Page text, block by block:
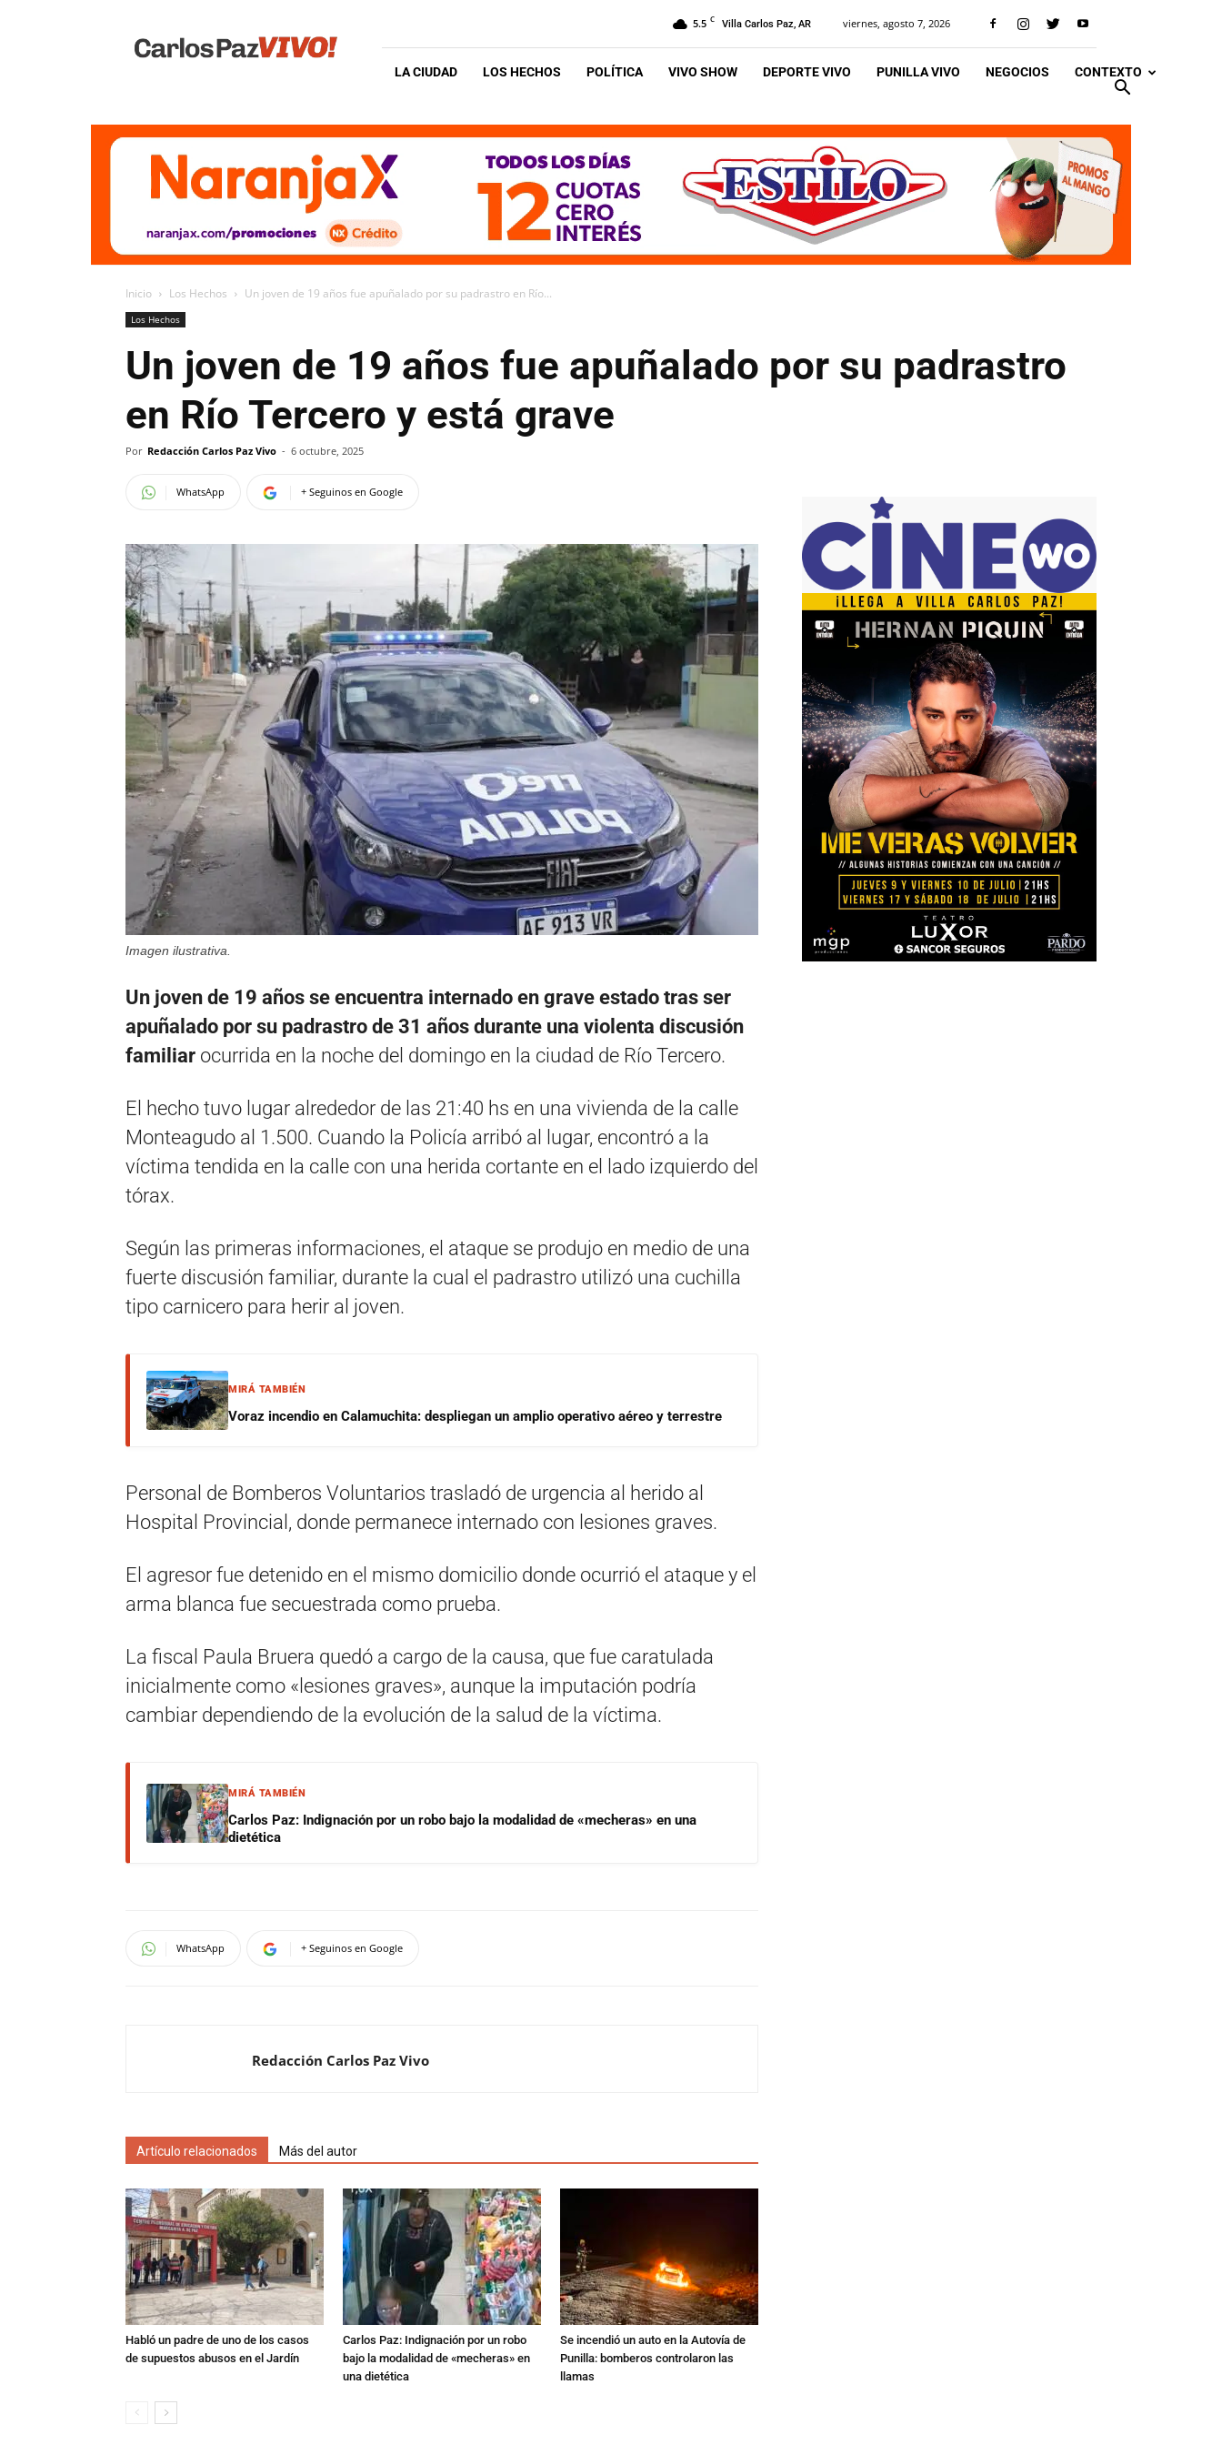
Vivo
5.5 C Villa Carlos Paz, AR viernes, agosto 7, 2026
LA CIUDAD LOS HECHOS POLÍTICA VIVO SHOW DEPORTE VIVO PUNILLA VIVO NEGOCIOS CONTEXTO
Inicio Los Hechos Un joven de 19 años fue apuñalado por su padrastro en Río...
Los Hechos
Un joven de 19 años fue apuñalado por su padrastro
en Río Tercero y está grave
Por Redacción Carlos Paz Vivo - 6 octubre, 2025
WhatsApp + Seguinos en Google
Imagen ilustrativa.
Un joven de 19 años se encuentra internado en grave estado tras ser
apuñalado por su padrastro de 31 años durante una violenta discusión
familiar ocurrida en la noche del domingo en la ciudad de Río Tercero.
El hecho tuvo lugar alrededor de las 21:40 hs en una vivienda de la calle
Monteagudo al 1.500. Cuando la Policía arribó al lugar, encontró a la
víctima tendida en la calle con una herida cortante en el lado izquierdo del
tórax.
Según las primeras informaciones, el ataque se produjo en medio de una
fuerte discusión familiar, durante la cual el padrastro utilizó una cuchilla
tipo carnicero para herir al joven.
MIRÁ TAMBIÉN
Voraz incendio en Calamuchita: despliegan un amplio operativo aéreo y terrestre
Personal de Bomberos Voluntarios trasladó de urgencia al herido al
Hospital Provincial, donde permanece internado con lesiones graves.
El agresor fue detenido en el mismo domicilio donde ocurrió el ataque y el
arma blanca fue secuestrada como prueba.
La fiscal Paula Bruera quedó a cargo de la causa, que fue caratulada
inicialmente como «lesiones graves», aunque la imputación podría
cambiar dependiendo de la evolución de la salud de la víctima.
MIRÁ TAMBIÉN
Carlos Paz: Indignación por un robo bajo la modalidad de «mecheras» en una
dietética
WhatsApp + Seguinos en Google
Redacción Carlos Paz Vivo
Artículo relacionados Más del autor
Habló un padre de uno de los casos
de supuestos abusos en el Jardín
Carlos Paz: Indignación por un robo
bajo la modalidad de «mecheras» en
una dietética
Se incendió un auto en la Autovía de
Punilla: bomberos controlaron las
llamas